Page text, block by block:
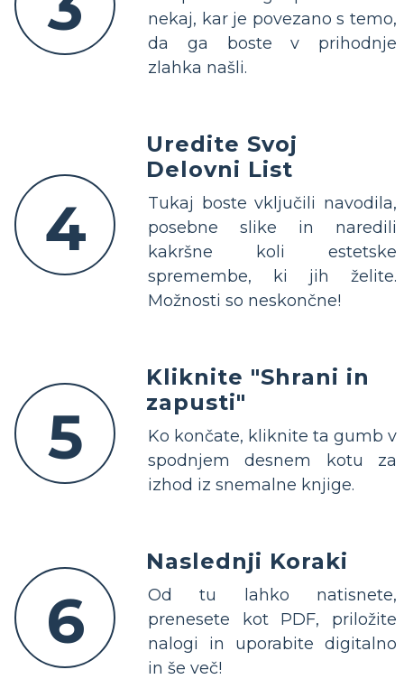
nekaj, kar je povezano s temo,
da ga boste v prihodnje
zlahka našli.
4
Uredite Svoj
Delovni List
Tukaj boste vključili navodila,
posebne slike in naredili
kakršne koli estetske
spremembe, ki jih želite.
Možnosti so neskončne!
5
Kliknite "Shrani in
zapusti"
Ko končate, kliknite ta gumb v
spodnjem desnem kotu za
izhod iz snemalne knjige.
6
Naslednji Koraki
Od tu lahko natisnete,
prenesete kot PDF, priložite
nalogi in uporabite digitalno
in še več!